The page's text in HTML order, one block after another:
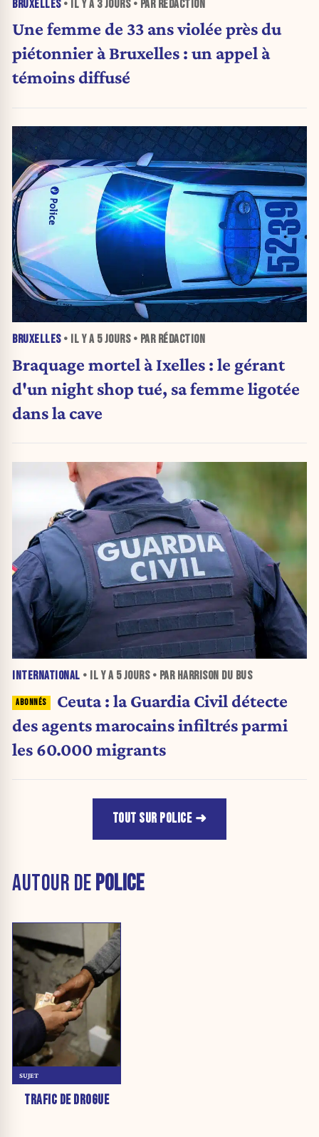
BRUXELLES• IL Y A 3 JOURS• PAR RÉDACTION
Une femme de 33 ans violée près du
piétonnier à Bruxelles : un appel à
témoins diffusé
BRUXELLES• IL Y A 5 JOURS• PAR RÉDACTION
Braquage mortel à Ixelles : le gérant
d'un night shop tué, sa femme ligotée
dans la cave
INTERNATIONAL • IL Y A 5 JOURS• PAR HARRISON DU BUS
Ceuta : la Guardia Civil détecte
des agents marocains infiltrés parmi
les 60.000 migrants
TOUT SUR POLICE
AUTOUR DEPOLICE
TRAFIC DE DROGUE
SUJET